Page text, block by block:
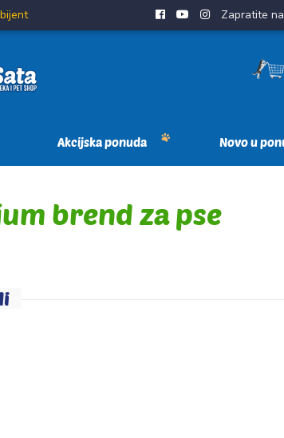
Zapratite
Akcijska ponuda Novo u
brend za pse